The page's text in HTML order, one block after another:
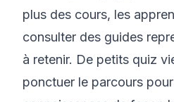
plus des cours, les
consulter des guides
à retenir. De petits quiz
ponctuer le parcours